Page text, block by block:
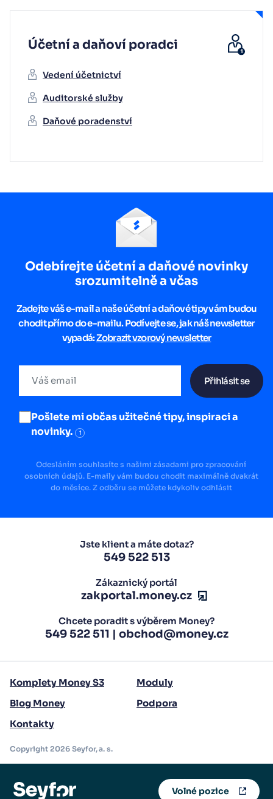
Účetní a daňoví poradci
Vedení účetnictví
Auditorské služby
Daňové poradenství
Odebírejte účetní a daňové novinky
srozumitelně a včas
Zadejte váš e-mail a naše účetní a daňové tipy vám budou
chodit přímo do e-mailu. Podívejte se, jak náš newsletter
vypadá:Zobrazit vzorový newsletter
Přihlásit se
Pošlete mi občas užitečné tipy, inspiraci a
novinky.
i
Odesláním souhlasíte s našimi zásadami pro zpracování
osobních údajů. E-maily vám budou chodit maximálně dvakrát
do měsíce. Z odběru se můžete kdykoliv odhlásit
Jste klient a máte dotaz?
549 522 513
Zákaznický portál
zakportal.money.cz
Chcete poradit s výběrem Money?
549 522 511 | obchod@money.cz
Komplety Money S3
Moduly
Blog Money
Podpora
Kontakty
Copyright 2026 Seyfor, a. s.
Volné pozice